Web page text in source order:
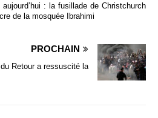
: la fusillade de Christchurch
de la mosquée Ibrahimi
PROCHAIN
Retour a ressuscité la